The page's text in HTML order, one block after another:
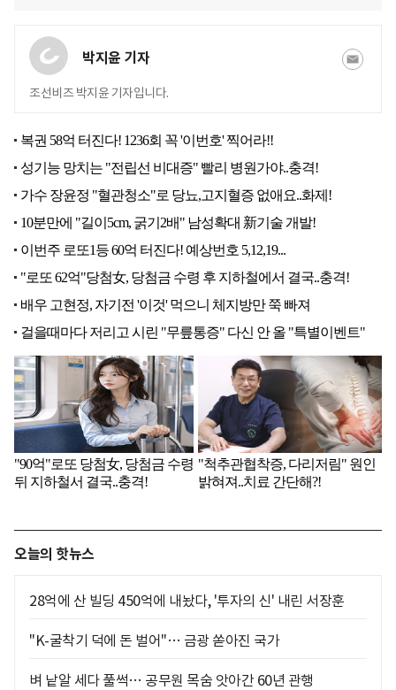
박지윤 기자
조선비즈 박지윤 기자입니다.
오늘의 핫뉴스
28억에 산 빌딩 450억에 내놨다, '투자의 신' 내린 서장훈
"K-굴착기 덕에 돈 벌어"… 금광 쏟아진 국가
벼 낱알 세다 풀썩… 공무원 목숨 앗아간 60년 관행